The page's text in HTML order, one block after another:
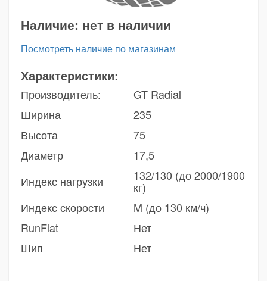
Наличие: нет в наличии
Посмотреть наличие по магазинам
Характеристики:
Производитель:
GT Radial
Ширина
235
Высота
75
Диаметр
17,5
Индекс нагрузки
132/130 (до 2000/1900
кг)
Индекс скорости
M (до 130 км/ч)
RunFlat
Нет
Шип
Нет